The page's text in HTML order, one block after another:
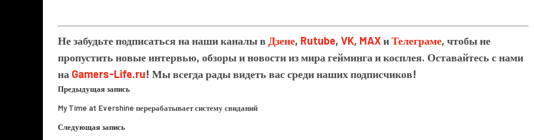
Не забудьте подписаться на наши каналы в Дзене, Rutube, VK, MAXиТелеграме, чтобы не
пропустить новые интервью, обзоры и новости из мира гейминга и косплея. Оставайтесь с нами
на Gamers-Life.ru! Мы всегда рады видеть вас среди наших подписчиков!
Предыдущая запись
My Time at Evershine перерабатывает систему свиданий
Следующая запись